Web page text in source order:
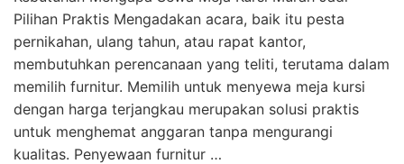
Pilihan Praktis Mengadakan acara, baik itu pesta
pernikahan, ulang tahun, atau rapat kantor,
membutuhkan perencanaan yang teliti, terutama dalam
memilih furnitur. Memilih untuk menyewa meja kursi
dengan harga terjangkau merupakan solusi praktis
untuk menghemat anggaran tanpa mengurangi
kualitas. Penyewaan furnitur …